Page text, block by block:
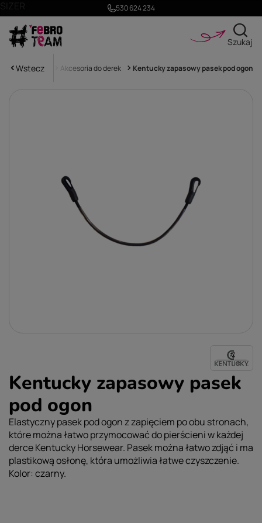
530 624 234
Szukaj
Wstecz
Koń Derki Akcesoria do derek Kentucky zapasowy pasek pod ogon
Kentucky zapasowy pasek
pod ogon
Elastyczny pasek pod ogon z zapięciem po obu stronach,
które można łatwo przymocować do pierścieni w każdej
derce Kentucky Horsewear. Pasek można łatwo zdjąć i ma
plastikową osłonę, która umożliwia łatwe czyszczenie.
Kolor: czarny.